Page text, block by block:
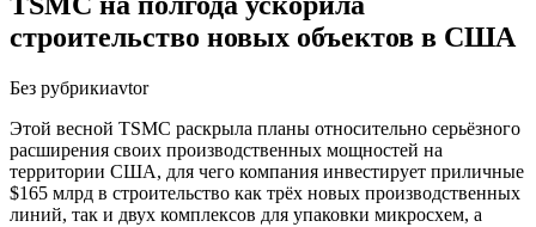
строительство новых объектов в США
Без рубрикиavtor
Этой весной TSMC раскрыла планы относительно серьёзного
расширения своих производственных мощностей на
территории США, для чего компания инвестирует приличные
$165 млрд в строительство как трёх новых производственных
линий, так и двух комплексов для упаковки микросхем, а